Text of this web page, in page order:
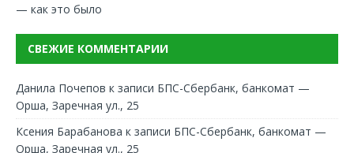
— как это было
СВЕЖИЕ КОММЕНТАРИИ
Данила Почепов к записи БПС-Сбербанк, банкомат —
Орша, Заречная ул., 25
Ксения Барабанова к записи БПС-Сбербанк, банкомат —
Орша, Заречная ул., 25